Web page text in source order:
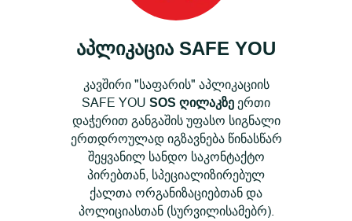
აპლიკაცია SAFE YOU
კავშირი "საფარის" აპლიკაციის
SAFE YOU SOS ღილაკზე ერთი
დაჭერით განგაშის უფასო სიგნალი
ერთდროულად იგზავნება წინასწარ
შეყვანილ სანდო საკონტაქტო
პირებთან, სპეციალიზირებულ
ქალთა ორგანიზაციებთან და
პოლიციასთან (სურვილისამებრ).